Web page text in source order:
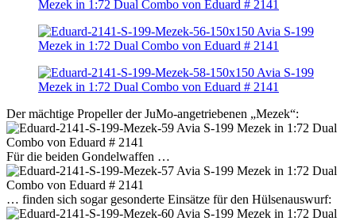
Der mächtige Propeller der JuMo-angetriebenen „Mezek“:
Für die beiden Gondelwaffen …
… finden sich sogar gesonderte Einsätze für den Hülsenauswurf: